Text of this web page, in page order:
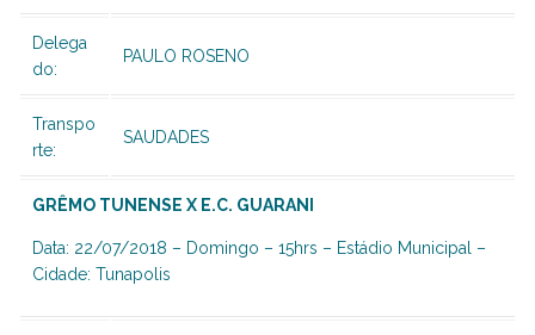
Delega
do:
PAULO ROSENO
Transpo
rte:
SAUDADES
GRÊMO TUNENSE X E.C. GUARANI
Data: 22/07/2018 – Domingo – 15hrs – Estádio Municipal –
Cidade: Tunapolis